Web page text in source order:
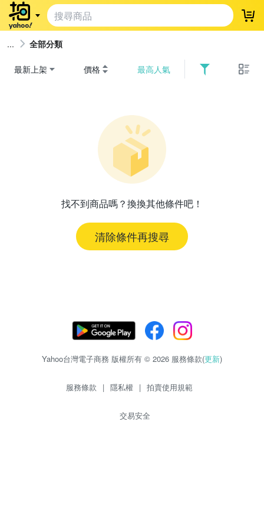
登
全部分類
最新上架 價格 最高人氣
找不到商品嗎？換換其他條件吧！
清除條件再搜尋
Yahoo台灣電子商務 版權所有 © 2026 服務條款(更新)
服務條款 | 隱私權 | 拍賣使用規範
交易安全